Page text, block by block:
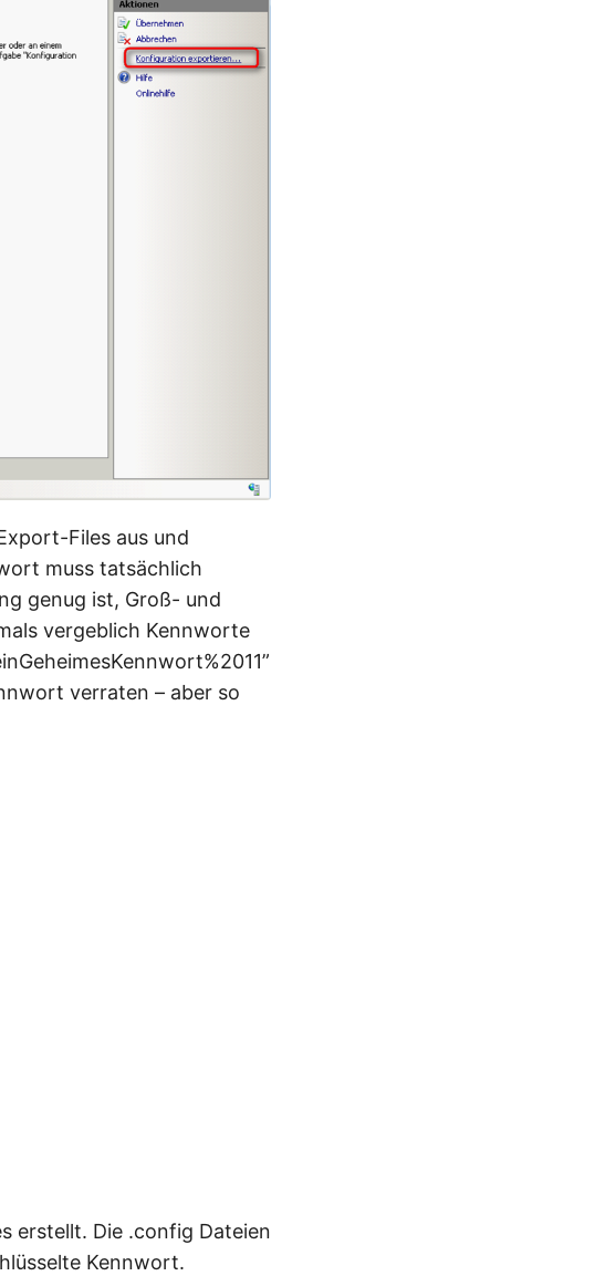
Files aus und
muss tatsächlich
genug ist, Groß- und
vergeblich Kennworte
verraten – aber so
erstellt. Die .config Dateien
Kennwort.